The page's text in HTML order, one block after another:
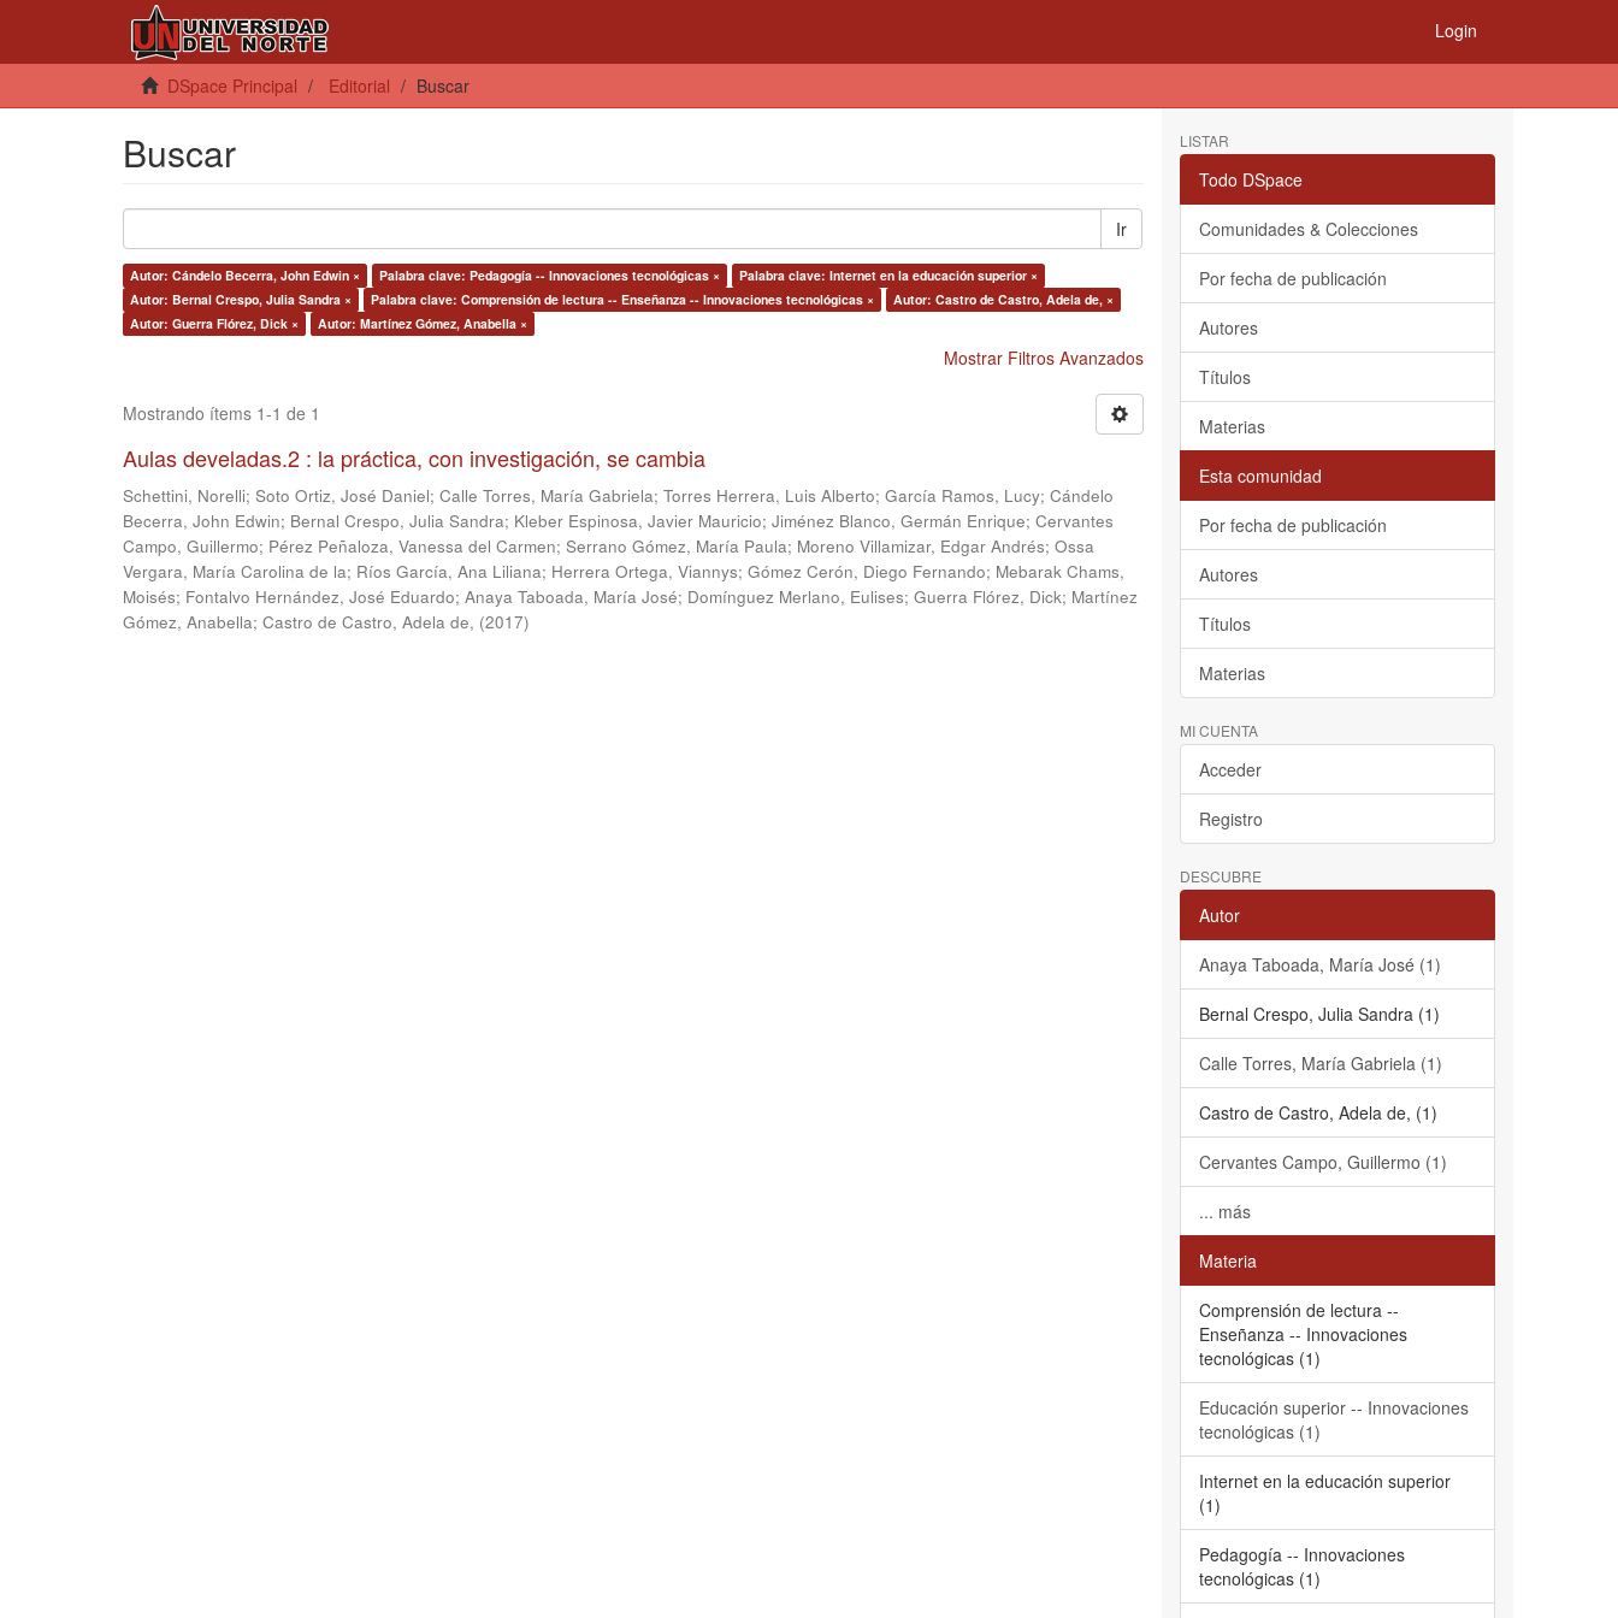
Login
DSpace Principal Editorial Buscar
Buscar
Ir
Autor: Cándelo Becerra, John Edwin × Palabra clave: Pedagogía -- Innovaciones tecnológicas ×
Palabra clave: Internet en la educación superior ×
Autor: Bernal Crespo, Julia Sandra ×
Palabra clave: Comprensión de lectura -- Enseñanza -- Innovaciones tecnológicas ×
Autor: Castro de Castro, Adela de, ×
Autor: Guerra Flórez, Dick ×
Autor: Martínez Gómez, Anabella ×
Mostrar Filtros Avanzados
Mostrando ítems 1-1 de 1
Aulas develadas.2 : la práctica, con investigación, se cambia
Schettini, Norelli; Soto Ortiz, José Daniel; Calle Torres, María Gabriela; Torres Herrera, Luis Alberto; García Ramos, Lucy; Cándelo
Becerra, John Edwin; Bernal Crespo, Julia Sandra; Kleber Espinosa, Javier Mauricio; Jiménez Blanco, Germán Enrique; Cervantes
Campo, Guillermo; Pérez Peñaloza, Vanessa del Carmen; Serrano Gómez, María Paula; Moreno Villamizar, Edgar Andrés; Ossa
Vergara, María Carolina de la; Ríos García, Ana Liliana; Herrera Ortega, Viannys; Gómez Cerón, Diego Fernando; Mebarak Chams,
Moisés; Fontalvo Hernández, José Eduardo; Anaya Taboada, María José; Domínguez Merlano, Eulises; Guerra Flórez, Dick; Martínez
Gómez, Anabella; Castro de Castro, Adela de, (2017)
LISTAR
Todo DSpace
Comunidades & Colecciones
Por fecha de publicación
Autores
Títulos
Materias
Esta comunidad
Por fecha de publicación
Autores
Títulos
Materias
MI CUENTA
Acceder
Registro
DESCUBRE
Autor
Anaya Taboada, María José (1)
Bernal Crespo, Julia Sandra (1)
Calle Torres, María Gabriela (1)
Castro de Castro, Adela de, (1)
Cervantes Campo, Guillermo (1)
... más
Materia
Comprensión de lectura --
Enseñanza -- Innovaciones
tecnológicas (1)
Educación superior -- Innovaciones
tecnológicas (1)
Internet en la educación superior
(1)
Pedagogía -- Innovaciones
tecnológicas (1)